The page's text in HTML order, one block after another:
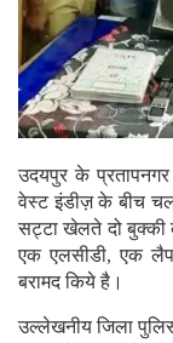
उदयपुर के
वेस्ट इंडीज़ के बीच
सट्टा खेलते दो बुक्की
एक एलसीडी, एक
बरामद किये है।
उल्लेखनीय जिला